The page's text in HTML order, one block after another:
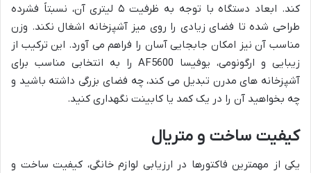
کند. ابعاد دستگاه با توجه به ظرفیت ۵ لیتری آن، نسبتاً فشرده
طراحی شده تا فضای زیادی را روی میز آشپزخانه اشغال نکند. وزن
مناسب آن نیز امکان جابجایی آسان را فراهم می آورد. این ترکیب از
زیبایی و ارگونومی، یوفیسا AF5600 را به انتخابی مناسب برای
آشپزخانه های مدرن تبدیل می کند، چه فضای بزرگی داشته باشید و
چه بخواهید آن را در یک کمد یا کابینت نگهداری کنید.
کیفیت ساخت و متریال
یکی از مهمترین فاکتورها در ارزیابی لوازم خانگی، کیفیت ساخت و